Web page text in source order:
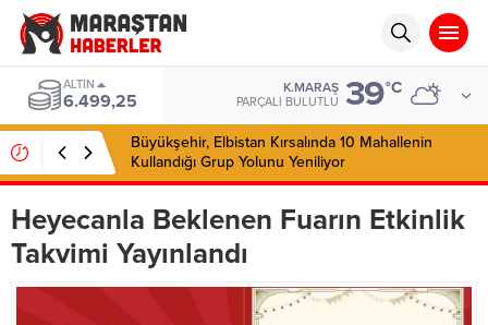
ALTIN
6.499,25
K.MARAŞ
PARÇALI BULUTLU 39°C
Büyükşehir, Elbistan Kırsalında 10 Mahallenin
Kullandığı Grup Yolunu Yeniliyor
Heyecanla Beklenen Fuarın Etkinlik
Takvimi Yayınlandı